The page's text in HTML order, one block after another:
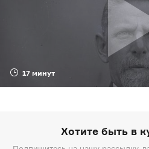
17 минут
Хотите быть в